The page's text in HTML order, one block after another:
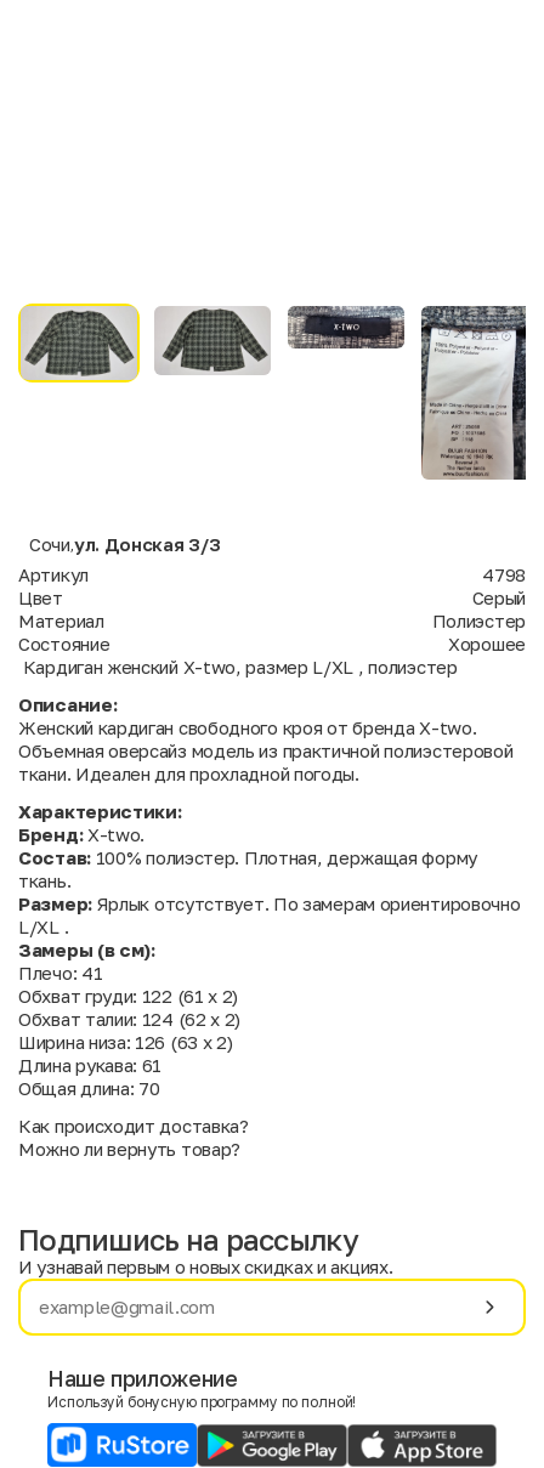
Сочи,ул. Донская 3/3
Артикул
4798
Цвет
Серый
Материал
Полиэстер
Состояние
Хорошее
Кардиган женский X-two, размер L/XL , полиэстер
Описание:
Женский кардиган свободного кроя от бренда X-two.
Объемная оверсайз модель из практичной полиэстеровой
ткани. Идеален для прохладной погоды.
Характеристики:
Бренд:X-two.
Состав:100% полиэстер. Плотная, держащая форму
ткань.
Размер:Ярлык отсутствует. По замерам ориентировочно
L/XL .
Замеры (в см):
Плечо: 41
Обхват груди: 122 (61 х 2)
Обхват талии: 124 (62 х 2)
Ширина низа: 126 (63 х 2)
Длина рукава: 61
Общая длина: 70
Как происходит доставка?
Можно ли вернуть товар?
Имя
E-mail
Подпишись на рассылку
И узнавай первым о новых скидках и акциях.
Наше приложение
Используй бонусную программу по полной!